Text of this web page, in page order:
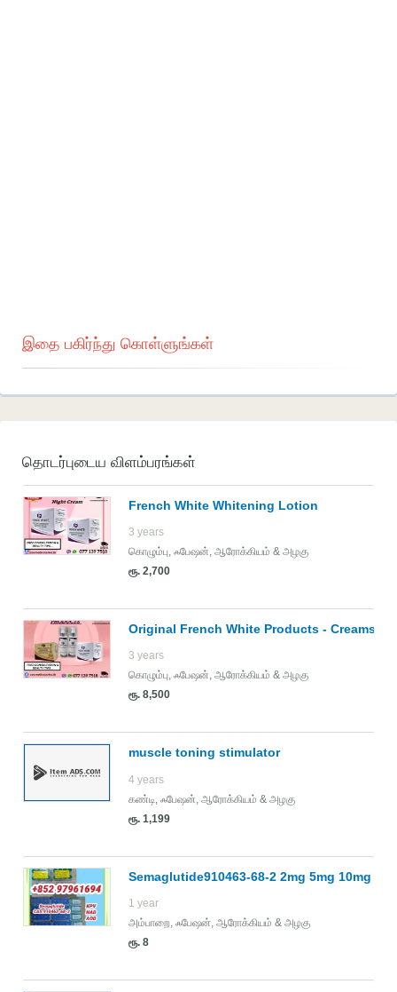
இதை பகிர்ந்து கொள்ளுங்கள்
தொடர்புடைய விளம்பரங்கள்
French White Whitening Lotion
3 years
கொழும்பு, ஃபேஷன், ஆரோக்கியம் & அழகு
ரூ. 2,700
Original French White Products - Creams &
3 years
கொழும்பு, ஃபேஷன், ஆரோக்கியம் & அழகு
ரூ. 8,500
muscle toning stimulator
4 years
கண்டி ஃபேஷன், ஆரோக்கியம் & அழகு
ரூ. 1,199
Semaglutide910463-68-2 2mg 5mg 10mg
1 year
அம்பாறை ஃபேஷன், ஆரோக்கியம் & அழகு
ரூ. 8